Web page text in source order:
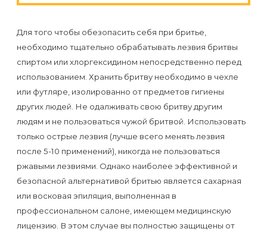
воска
депиляции
Эпиляция
или
депиляция?
Для того чтобы обезопасить себя при бритье,
необходимо тщательно обрабатывать лезвия бритвы
спиртом или хлоргексидином непосредственно перед
использованием. Хранить бритву необходимо в чехле
или футляре, изолированно от предметов гигиены
других людей. Не одалживать свою бритву другим
людям и не пользоваться чужой бритвой. Использовать
только острые лезвия (лучше всего менять лезвия
после 5-10 применений), никогда не пользоваться
ржавыми лезвиями. Однако наиболее эффективной и
безопасной альтернативой бритью является сахарная
или восковая эпиляция, выполненная в
профессиональном салоне, имеющем медицинскую
лицензию. В этом случае вы полностью защищены от